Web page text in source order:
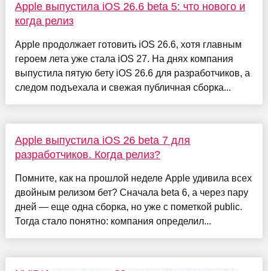
Apple выпустила iOS 26.6 beta 5: что нового и
когда релиз
Apple продолжает готовить iOS 26.6, хотя главным
героем лета уже стала iOS 27. На днях компания
выпустила пятую бету iOS 26.6 для разработчиков, а
следом подъехала и свежая публичная сборка...
Apple выпустила iOS 26 beta 7 для
разработчиков. Когда релиз?
Помните, как на прошлой неделе Apple удивила всех
двойным релизом бет? Сначала beta 6, а через пару
дней — еще одна сборка, но уже с пометкой public.
Тогда стало понятно: компания определил...